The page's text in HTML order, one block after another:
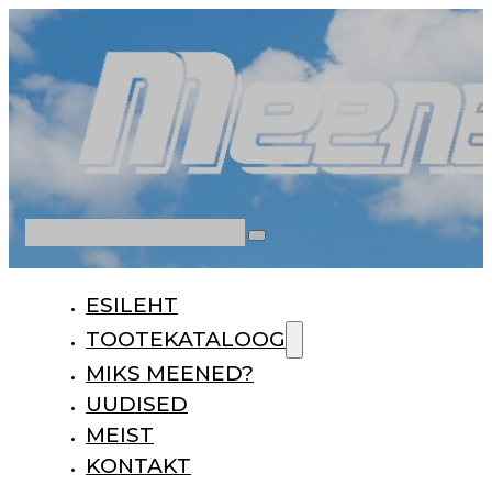
ESILEHT
TOOTEKATALOOG
MIKS MEENED?
UUDISED
MEIST
KONTAKT